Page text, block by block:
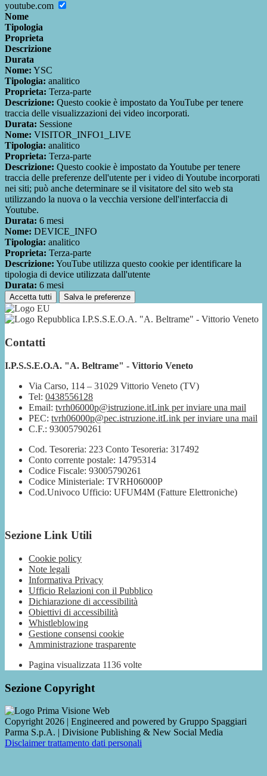
youtube.com
Nome
Tipologia
Proprieta
Descrizione
Durata
Nome: YSC
Tipologia: analitico
Proprieta: Terza-parte
Descrizione: Questo cookie è impostato da YouTube per tenere
traccia delle visualizzazioni dei video incorporati.
Durata: Sessione
Nome: VISITOR_INFO1_LIVE
Tipologia: analitico
Proprieta: Terza-parte
Descrizione: Questo cookie è impostato da Youtube per tenere
traccia delle preferenze dell'utente per i video di Youtube incorporati
nei siti; può anche determinare se il visitatore del sito web sta
utilizzando la nuova o la vecchia versione dell'interfaccia di
Youtube.
Durata: 6 mesi
Nome: DEVICE_INFO
Tipologia: analitico
Proprieta: Terza-parte
Descrizione: YouTube utilizza questo cookie per identificare la
tipologia di device utilizzata dall'utente
Durata: 6 mesi
Accetta tutti Salva le preferenze
I.P.S.S.E.O.A. "A. Beltrame" - Vittorio Veneto
Contatti
I.P.S.S.E.O.A. "A. Beltrame" - Vittorio Veneto
Via Carso, 114 – 31029 Vittorio Veneto (TV)
Tel: 0438556128
Email: tvrh06000p@istruzione.itLink per inviare una mail
PEC: tvrh06000p@pec.istruzione.itLink per inviare una mail
C.F.: 93005790261
Cod. Tesoreria: 223 Conto Tesoreria: 317492
Conto corrente postale: 14795314
Codice Fiscale: 93005790261
Codice Ministeriale: TVRH06000P
Cod.Univoco Ufficio: UFUM4M (Fatture Elettroniche)
Sezione Link Utili
Cookie policy
Note legali
Informativa Privacy
Ufficio Relazioni con il Pubblico
Dichiarazione di accessibilità
Obiettivi di accessibilità
Whistleblowing
Gestione consensi cookie
Amministrazione trasparente
Pagina visualizzata 1136 volte
Sezione Copyright
Copyright 2026 | Engineered and powered by Gruppo Spaggiari
Parma S.p.A. | Divisione Publishing & New Social Media
Disclaimer trattamento dati personali